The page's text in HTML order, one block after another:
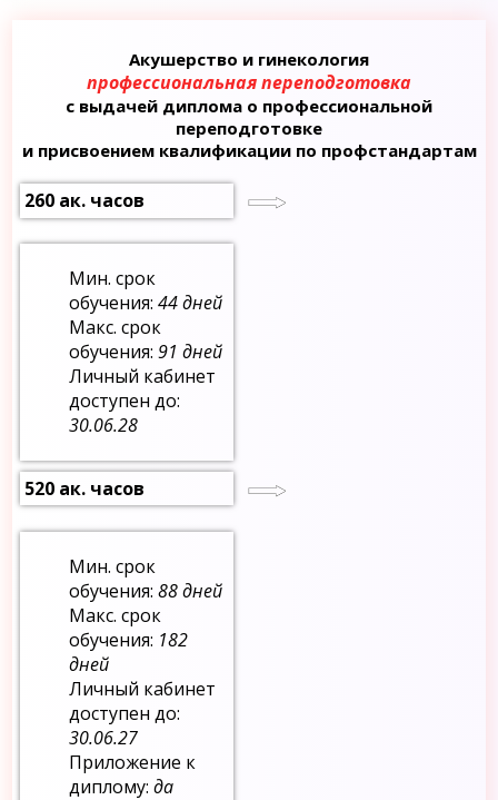
Акушерство и гинекология
профессиональная переподготовка
с выдачей диплома о профессиональной
переподготовке
и присвоением квалификации по профстандартам
260 ак. часов
Мин. срок
обучения:44 дней
Макс. срок
обучения:91 дней
Личный кабинет
доступен до:
30.06.28
520 ак. часов
Мин. срок
обучения:88 дней
Макс. срок
обучения: 182
дней
Личный кабинет
доступен до:
30.06.27
Приложение к
диплому:да